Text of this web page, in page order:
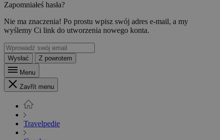
Zapomniałeś hasła?
Nie ma znaczenia! Po prostu wpisz swój adres e-mail, a my
wyślemy Ci link do utworzenia nowego konta.
Wysłać
Z powrotem
Menu
Zavřít menu
Travelpedie